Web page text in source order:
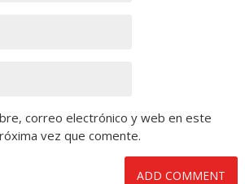
correo electrónico y web en este
vez que comente.